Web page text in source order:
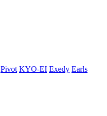
Pivot KYO-EI Exedy Earls